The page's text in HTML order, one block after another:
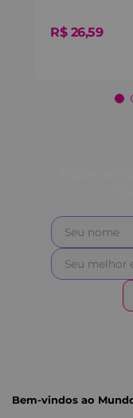
R$ 26,59
Bem-vindos ao